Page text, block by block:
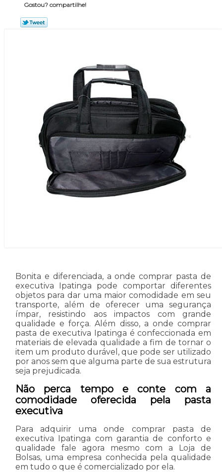
Gostou? compartilhe!
Bonita e diferenciada, a onde comprar pasta de
executiva Ipatinga pode comportar diferentes
objetos para dar uma maior comodidade em seu
transporte, além de oferecer uma segurança
ímpar, resistindo aos impactos com grande
qualidade e força. Além disso, a onde comprar
pasta de executiva Ipatinga é confeccionada em
materiais de elevada qualidade a fim de tornar o
item um produto durável, que pode ser utilizado
por anos sem que alguma parte de sua estrutura
seja prejudicada.
Não perca tempo e conte com a
comodidade oferecida pela pasta
executiva
Para adquirir uma onde comprar pasta de
executiva Ipatinga com garantia de conforto e
qualidade fale agora mesmo com a Loja de
Bolsas, uma empresa conhecida pela qualidade
em tudo o que é comercializado por ela.